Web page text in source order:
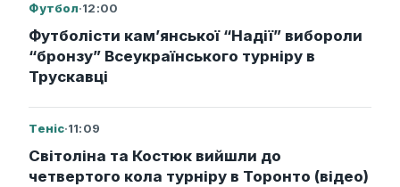
Футбол·12:00
Футболісти кам’янської “Надії” вибороли
“бронзу” Всеукраїнського турніру в
Трускавці
Теніс·11:09
Світоліна та Костюк вийшли до
четвертого кола турніру в Торонто (відео)